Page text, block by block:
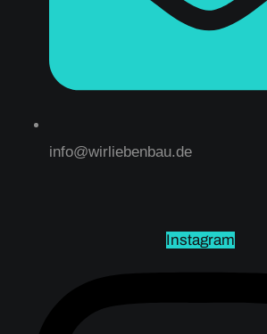
info@wirliebenbau.de
Instagram